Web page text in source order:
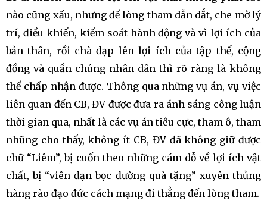
nào cũng xấu, nhưng để lòng tham dẫn dắt, che mờ lý
trí, điều khiển, kiểm soát hành động và vì lợi ích của
bản thân, rồi chà đạp lên lợi ích của tập thể, cộng
đồng và quần chúng nhân dân thì rõ ràng là không
thể chấp nhận được. Thông qua những vụ án, vụ việc
liên quan đến CB, ĐV được đưa ra ánh sáng công luận
thời gian qua, nhất là các vụ án tiêu cực, tham ô, tham
nhũng cho thấy, không ít CB, ĐV đã không giữ được
chữ “Liêm”, bị cuốn theo những cám dỗ về lợi ích vật
chất, bị “viên đạn bọc đường quà tặng” xuyên thủng
hàng rào đạo đức cách mạng đi thẳng đến lòng tham.